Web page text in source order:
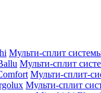
Мульти-сплит
Мульти-сплит
Мульти-сплит-
Мульти-сплит